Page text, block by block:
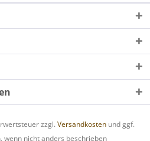
zzgl. Versandkosten und ggf.
wenn nicht anders beschrieben